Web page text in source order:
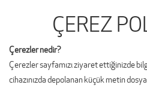
ÇEREZ
Çerezler nedir?
Çerezler sayfamızı ziyaret ettiğinizde
cihazınızda depolanan küçük metin